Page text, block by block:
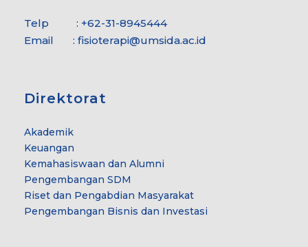
Telp : +62-31-8945444
Email : fisioterapi@umsida.ac.id
Direktorat
Akademik
Keuangan
Kemahasiswaan dan Alumni
Pengembangan SDM
Riset dan Pengabdian Masyarakat
Pengembangan Bisnis dan Investasi